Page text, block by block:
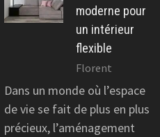
moderne pour
un intérieur
flexible
Florent
Dans un monde où l’espace
de vie se fait de plus en plus
précieux, l’aménagement